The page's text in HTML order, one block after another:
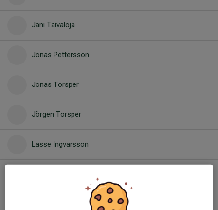
Jani Taivaloja
Jonas Pettersson
Jonas Torsper
Jörgen Torsper
Lasse Ingvarsson
Magnus Bengtsson